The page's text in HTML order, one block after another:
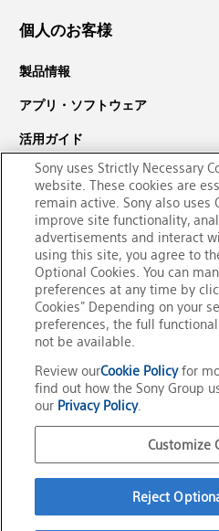
個人のお客様
製品情報
アプリ・ソフトウェア
活用ガイド
サポート・ダウンロード
PaSoRi（パソリ）についての
お問い合わせ
公式SNSアカウント
Sony uses Strictly Necessary
website. These cookies are
remain active. Sony also uses
improve site functionality,
advertisements and interact
using this site, you agree to
Optional Cookies. You can
preferences at any time by
Cookies" Depending on your
preferences, the full
not be available.
Review ourCookie Policyfor
find out how the Sony Group
our Privacy Policy.
Customize
Reject